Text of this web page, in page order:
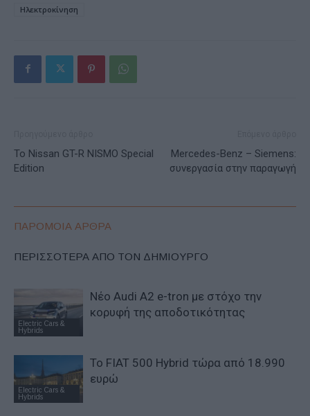
Ηλεκτροκίνηση
Το Nissan GT-R NISMO Special
Edition
Mercedes-Benz – Siemens:
συνεργασία στην παραγωγή
ΠΑΡΟΜΟΙΑ ΑΡΘΡΑ
ΠΕΡΙΣΣΟΤΕΡΑ ΑΠΟ ΤΟΝ ΔΗΜΙΟΥΡΓΟ
Electric Cars &
Hybrids
Νέο Audi A2 e-tron με στόχο την
κορυφή της αποδοτικότητας
Electric Cars &
Hybrids
Το FIAT 500 Hybrid τώρα από 18.990
ευρώ